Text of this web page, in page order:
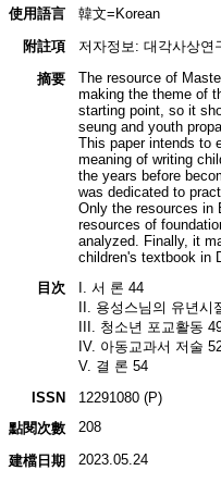
使用語言
韓文=Korean
附註項
저자정보: 대각사상
摘要
The resource of
making the theme of
starting point, so it
seung and youth
This paper intends to
meaning of writing
the years before
was dedicated to
Only the resources in
resources of
analyzed. Finally, it
children's textbook in
目次
I. 서 론 44
II. 용성스님의 유년시
III. 청소년 포교활동
IV. 아동교과서 저술
V. 결 론 54
ISSN
12291080 (P)
點閱次數
208
建檔日期 2023.05.24